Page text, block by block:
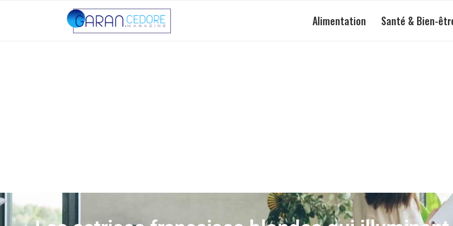
Alimentation Santé & Bien-